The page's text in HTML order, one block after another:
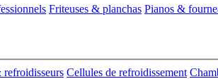
Friteuses & planchas Pianos &
Cellules de refroidissement